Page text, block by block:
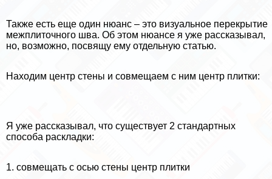
Также есть еще один нюанс – это визуальное перекрытие
межплиточного шва. Об этом нюансе я уже рассказывал,
но, возможно, посвящу ему отдельную статью.
Находим центр стены и совмещаем с ним центр плитки:
Я уже рассказывал, что существует 2 стандартных
способа раскладки:
1. совмещать с осью стены центр плитки